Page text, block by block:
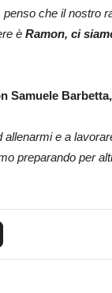
penso che il nostro
è Ramon, ci
Samuele
e a
preparando per